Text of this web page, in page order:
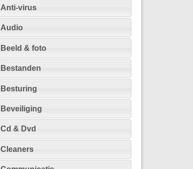
Anti-virus
Audio
Beeld & foto
Bestanden
Besturing
Beveiliging
Cd & Dvd
Cleaners